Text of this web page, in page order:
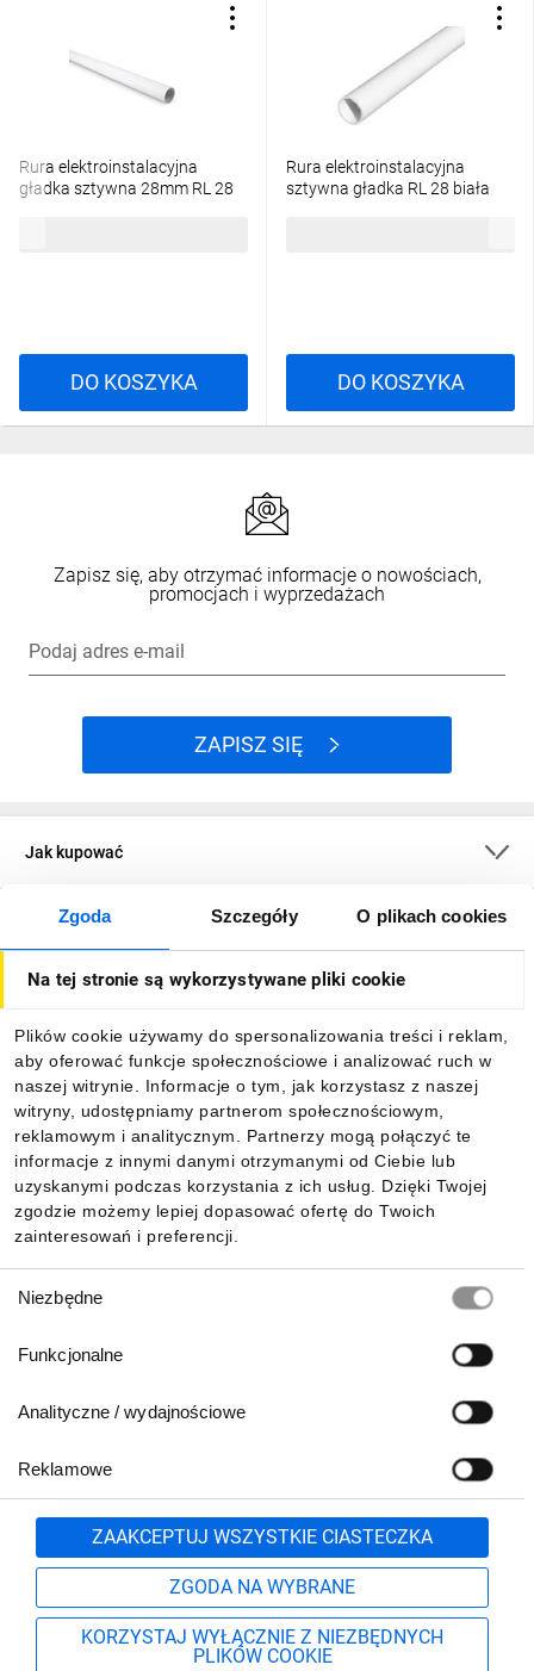
Zgoda Szczegóły O plikach cookies
Na tej stronie są wykorzystywane pliki cookie
Plików cookie używamy do spersonalizowania treści i reklam,
aby oferować funkcje społecznościowe i analizować ruch w
naszej witrynie. Informacje o tym, jak korzystasz z naszej
witryny, udostępniamy partnerom społecznościowym,
reklamowym i analitycznym. Partnerzy mogą połączyć te
informacje z innymi danymi otrzymanymi od Ciebie lub
uzyskanymi podczas korzystania z ich usług. Dzięki Twojej
zgodzie możemy lepiej dopasować ofertę do Twoich
zainteresowań i preferencji.
zgody
Niezbędne
Funkcjonalne
Analityczne / wydajnościowe
Reklamowe
ZAAKCEPTUJ WSZYSTKIE CIASTECZKA
ZGODA NA WYBRANE
KORZYSTAJ WYŁĄCZNIE Z NIEZBĘDNYCH
PLIKÓW COOKIE
Rura elektroinstalacyjna
gładka sztywna 28mm RL 28
DO KOSZYKA
Rura elektroinstalacyjna
sztywna gładka RL 28 biała
DO KOSZYKA
Zapisz się, aby otrzymać informacje o nowościach,
promocjach i wyprzedażach
Podaj adres e-mail
ZAPISZ SIĘ
Jak kupować
O firmie
Informacje
Pobierz naszą aplikację mobilną:
801 500 700 lub
71 37 61 600
Formularz kontaktowy